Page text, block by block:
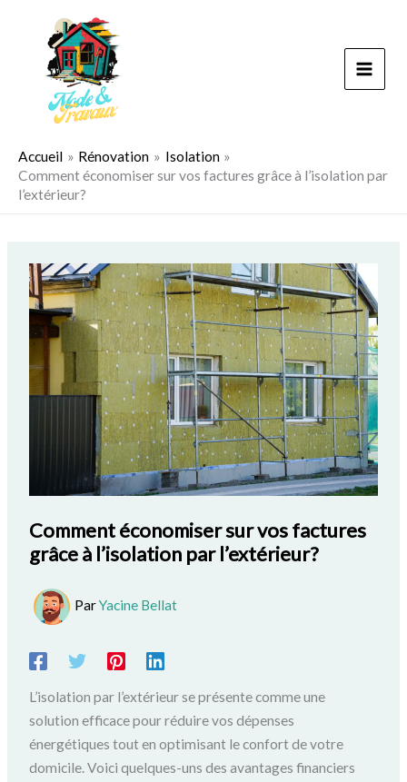
Accueil Rénovation
Isolation
Comment économiser sur vos factures grâce à l’isolation par
l’extérieur?
Comment économiser sur vos factures
grâce à l’isolation par l’extérieur?
ParYacine Bellat
L’isolation par l’extérieur se présente comme une
solution efficace pour réduire vos dépenses
énergétiques tout en optimisant le confort de votre
domicile. Voici quelques-uns des avantages financiers